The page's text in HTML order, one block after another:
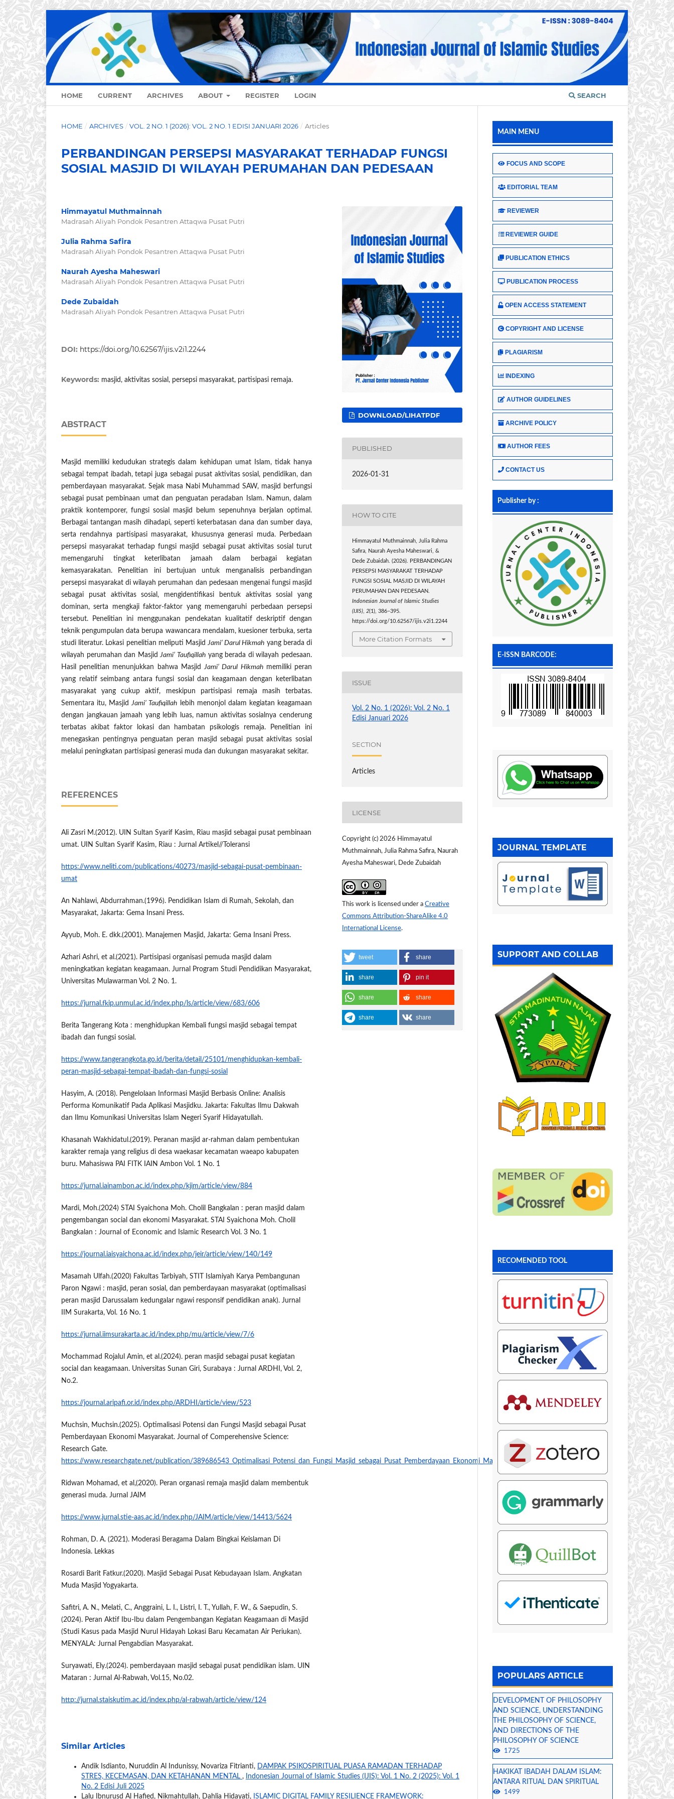
HOME CURRENT ARCHIVES ABOUT REGISTER LOGIN SEARCH
HOME / ARCHIVES / VOL. 2 NO. 1 (2026): VOL. 2 NO. 1 EDISI JANUARI 2026 / Articles
PERBANDINGAN PERSEPSI MASYARAKAT TERHADAP FUNGSI
SOSIAL MASJID DI WILAYAH PERUMAHAN DAN PEDESAAN
Himmayatul Muthmainnah
Madrasah Aliyah Pondok Pesantren Attaqwa Pusat Putri
Julia Rahma Safira
Madrasah Aliyah Pondok Pesantren Attaqwa Pusat Putri
Naurah Ayesha Maheswari
Madrasah Aliyah Pondok Pesantren Attaqwa Pusat Putri
Dede Zubaidah
Madrasah Aliyah Pondok Pesantren Attaqwa Pusat Putri
DOI: https://doi.org/10.62567/ijis.v2i1.2244
Keywords: masjid, aktivitas sosial, persepsi masyarakat, partisipasi remaja.
ABSTRACT
Masjid memiliki kedudukan strategis dalam kehidupan umat Islam, tidak hanya
sebagai tempat ibadah, tetapi juga sebagai pusat aktivitas sosial, pendidikan, dan
pemberdayaan masyarakat. Sejak masa Nabi Muhammad SAW, masjid berfungsi
sebagai pusat pembinaan umat dan penguatan peradaban Islam. Namun, dalam
praktik kontemporer, fungsi sosial masjid belum sepenuhnya berjalan optimal.
Berbagai tantangan masih dihadapi, seperti keterbatasan dana dan sumber daya,
serta rendahnya partisipasi masyarakat, khususnya generasi muda. Perbedaan
persepsi masyarakat terhadap fungsi masjid sebagai pusat aktivitas sosial turut
memengaruhi tingkat keterlibatan jamaah dalam berbagai kegiatan
kemasyarakatan. Penelitian ini bertujuan untuk menganalisis perbandingan
persepsi masyarakat di wilayah perumahan dan pedesaan mengenai fungsi masjid
sebagai pusat aktivitas sosial, mengidentifikasi bentuk aktivitas sosial yang
dominan, serta mengkaji faktor-faktor yang memengaruhi perbedaan persepsi
tersebut. Penelitian ini menggunakan pendekatan kualitatif deskriptif dengan
teknik pengumpulan data berupa wawancara mendalam, kuesioner terbuka, serta
studi literatur. Lokasi penelitian meliputi MasjidJami’ Darul Hikmah yang berada di
wilayah perumahan dan MasjidJami’ Taufiqillah yang berada di wilayah pedesaan.
Hasil penelitian menunjukkan bahwa MasjidJami’ Darul Hikmahmemiliki peran
yang relatif seimbang antara fungsi sosial dan keagamaan dengan keterlibatan
masyarakat yang cukup aktif, meskipun partisipasi remaja masih terbatas.
Sementara itu, MasjidJami’ Taufiqillah lebih menonjol dalam kegiatan keagamaan
dengan jangkauan jamaah yang lebih luas, namun aktivitas sosialnya cenderung
terbatas akibat faktor lokasi dan hambatan psikologis remaja. Penelitian ini
menegaskan pentingnya penguatan peran masjid sebagai pusat aktivitas sosial
melalui peningkatan partisipasi generasi muda dan dukungan masyarakat sekitar.
REFERENCES
Ali Zasri M.(2012). UIN Sultan Syarif Kasim, Riau masjid sebagai pusat pembinaan
umat. UIN Sultan Syarif Kasim, Riau : Jurnal Artikel//Toleransi
https://www.neliti.com/publications/40273/masjid-sebagai-pusat-pembinaan-
umat
An Nahlawi, Abdurrahman.(1996). Pendidikan Islam di Rumah, Sekolah, dan
Masyarakat, Jakarta: Gema Insani Press.
Ayyub, Moh. E. dkk.(2001). Manajemen Masjid, Jakarta: Gema Insani Press.
Azhari Ashri, et al.(2021). Partisipasi organisasi pemuda masjid dalam
meningkatkan kegiatan keagamaan. Jurnal Program Studi Pendidikan Masyarakat,
Universitas Mulawarman Vol. 2 No. 1.
https://jurnal.fkip.unmul.ac.id/index.php/ls/article/view/683/606
Berita Tangerang Kota : menghidupkan Kembali fungsi masjid sebagai tempat
ibadah dan fungsi sosial.
https://www.tangerangkota.go.id/berita/detail/25101/menghidupkan-kembali-
peran-masjid-sebagai-tempat-ibadah-dan-fungsi-sosial
Hasyim, A. (2018). Pengelolaan Informasi Masjid Berbasis Online: Analisis
Performa Komunikatif Pada Aplikasi Masjidku. Jakarta: Fakultas Ilmu Dakwah
dan Ilmu Komunikasi Universitas Islam Negeri Syarif Hidayatullah.
Khasanah Wakhidatul.(2019). Peranan masjid ar-rahman dalam pembentukan
karakter remaja yang religius di desa waekasar kecamatan waeapo kabupaten
buru. Mahasiswa PAI FITK IAIN Ambon Vol. 1 No. 1
https://jurnal.iainambon.ac.id/index.php/kjim/article/view/884
Mardi, Moh.(2024) STAI Syaichona Moh. Cholil Bangkalan : peran masjid dalam
pengembangan social dan ekonomi Masyarakat. STAI Syaichona Moh. Cholil
Bangkalan : Journal of Economic and Islamic Research Vol. 3 No. 1
https://journal.iaisyaichona.ac.id/index.php/jeir/article/view/140/149
Masamah Ulfah.(2020) Fakultas Tarbiyah, STIT Islamiyah Karya Pembangunan
Paron Ngawi : masjid, peran sosial, dan pemberdayaan masyarakat (optimalisasi
peran masjid Darussalam kedungalar ngawi responsif pendidikan anak). Jurnal
IIM Surakarta, Vol. 16 No. 1
https://jurnal.iimsurakarta.ac.id/index.php/mu/article/view/7/6
Mochammad Rojalul Amin, et al.(2024). peran masjid sebagai pusat kegiatan
social dan keagamaan. Universitas Sunan Giri, Surabaya : Jurnal ARDHI, Vol. 2,
No.2.
https://journal.aripafi.or.id/index.php/ARDHI/article/view/523
Muchsin, Muchsin.(2025). Optimalisasi Potensi dan Fungsi Masjid sebagai Pusat
Pemberdayaan Ekonomi Masyarakat. Journal of Comperehensive Science:
Research Gate.
https://www.researchgate.net/publication/389686543_Optimalisasi_Potensi_dan_Fungsi_Masjid_sebagai_Pusat_Pemberdayaan_Ekonomi_Masyarakat
Ridwan Mohamad, et al,(2020). Peran organasi remaja masjid dalam membentuk
generasi muda. Jurnal JAIM
https://www.jurnal.stie-aas.ac.id/index.php/JAIM/article/view/14413/5624
Rohman, D. A. (2021). Moderasi Beragama Dalam Bingkai Keislaman Di
Indonesia. Lekkas
Rosardi Barit Fatkur.(2020). Masjid Sebagai Pusat Kebudayaan Islam. Angkatan
Muda Masjid Yogyakarta.
Safitri, A. N., Melati, C., Anggraini, L. I., Listri, I. T., Yullah, F. W., & Saepudin, S.
(2024). Peran Aktif Ibu-Ibu dalam Pengembangan Kegiatan Keagamaan di Masjid
(Studi Kasus pada Masjid Nurul Hidayah Lokasi Baru Kecamatan Air Periukan).
MENYALA: Jurnal Pengabdian Masyarakat.
Suryawati, Ely.(2024). pemberdayaan masjid sebagai pusat pendidikan islam. UIN
Mataran : Jurnal Al-Rabwah, Vol.15, No.02.
http://jurnal.staiskutim.ac.id/index.php/al-rabwah/article/view/124
DOWNLOAD/LIHATPDF
PUBLISHED
2026-01-31
HOW TO CITE
Himmayatul Muthmainnah, Julia Rahma
Safira, Naurah Ayesha Maheswari, &
Dede Zubaidah. (2026). PERBANDINGAN
PERSEPSI MASYARAKAT TERHADAP
FUNGSI SOSIAL MASJID DI WILAYAH
PERUMAHAN DAN PEDESAAN.
Indonesian Journal of Islamic Studies
(IJIS)
2(1), 386–395.
https://doi.org/10.62567/ijis.v2i1.2244
More Citation Formats
ISSUE
Vol. 2 No. 1 (2026): Vol. 2 No. 1
Edisi Januari 2026
SECTION
Articles
LICENSE
Copyright (c) 2026 Himmayatul
Muthmainnah, Julia Rahma Safira, Naurah
Ayesha Maheswari, Dede Zubaidah
This work is licensed under a Creative
Commons Attribution-ShareAlike 4.0
International License.
tweet share
share pin it
share share
share share
Similar Articles
Andik Isdianto, Nuruddin Al Indunissy, Novariza Fitrianti, DAMPAK PSIKOSPIRITUAL PUASA RAMADAN TERHADAP
STRES, KECEMASAN, DAN KETAHANAN MENTAL ,
Indonesian Journal of Islamic Studies (IJIS): Vol. 1 No. 2 (2025): Vol. 1
No. 2 Edisi Juli 2025
Lalu Ibnurusd Al Hafied, Nikmahtullah, Dahlia Hidayati, ISLAMIC DIGITAL FAMILY RESILIENCE FRAMEWORK:
MAIN MENU
FOCUS AND SCOPE
EDITORIAL TEAM
REVIEWER
REVIEWER GUIDE
PUBLICATION ETHICS
PUBLICATION PROCESS
OPEN ACCESS STATEMENT
COPYRIGHT AND LICENSE
PLAGIARISM
INDEXING
AUTHOR GUIDELINES
ARCHIVE POLICY
AUTHOR FEES
CONTACT US
Publisher by :
E-ISSN BARCODE:
JOURNAL TEMPLATE
SUPPORT AND COLLAB
RECOMENDED TOOL
POPULARS ARTICLE
DEVELOPMENT OF PHILOSOPHY
AND SCIENCE, UNDERSTANDING
THE PHILOSOPHY OF SCIENCE,
AND DIRECTIONS OF THE
PHILOSOPHY OF SCIENCE
1725
HAKIKAT IBADAH DALAM ISLAM:
ANTARA RITUAL DAN SPIRITUAL
1499